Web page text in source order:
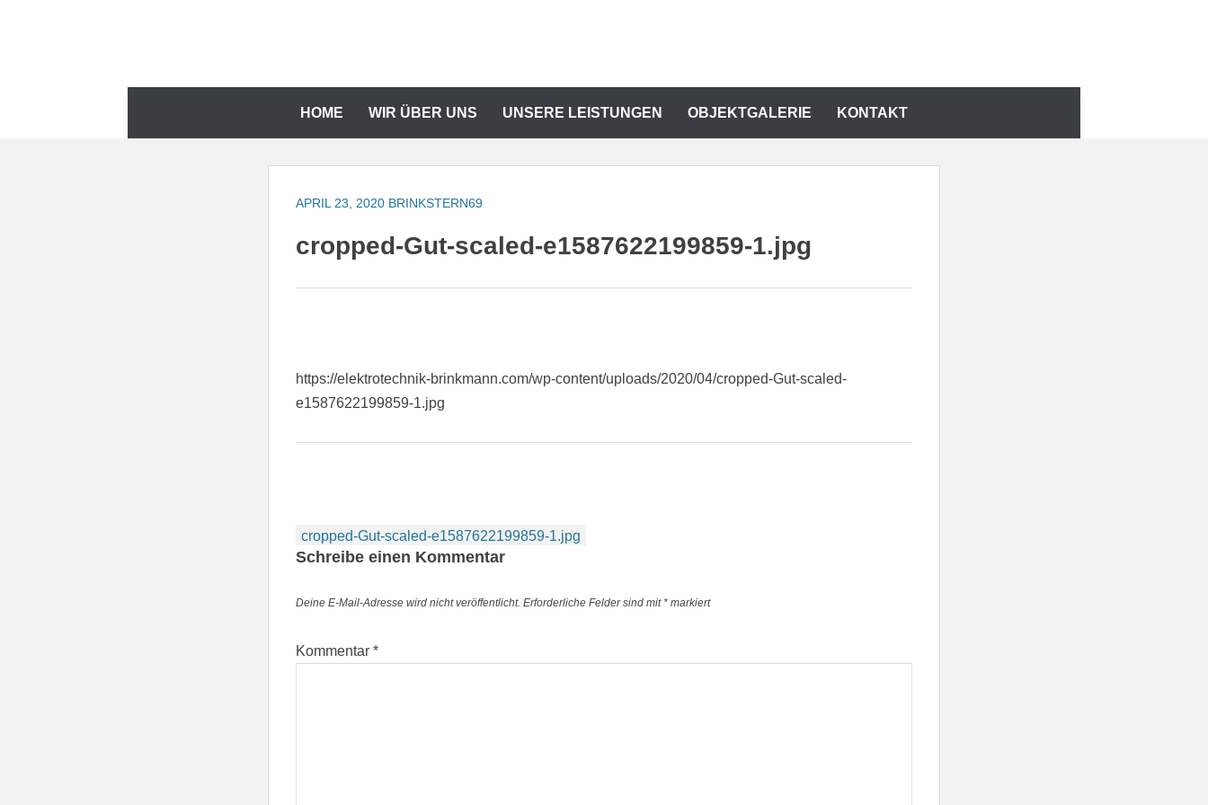
HOME WIR ÜBER UNS UNSERE LEISTUNGEN OBJEKTGALERIE KONTAKT
APRIL 23, 2020 BRINKSTERN69
cropped-Gut-scaled-e1587622199859-1.jpg
https://elektrotechnik-brinkmann.com/wp-content/uploads/2020/04/cropped-Gut-scaled-
e1587622199859-1.jpg
Beitragsnavigation
cropped-Gut-scaled-e1587622199859-1.jpg
Schreibe einen Kommentar
Deine E-Mail-Adresse wird nicht veröffentlicht. Erforderliche Felder sind mit*markiert
Kommentar *